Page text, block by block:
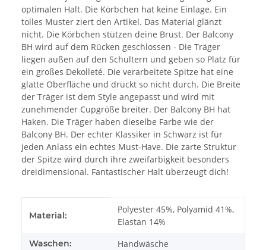
optimalen Halt. Die Körbchen hat keine Einlage. Ein
tolles Muster ziert den Artikel. Das Material glänzt
nicht. Die Körbchen stützen deine Brust. Der Balcony
BH wird auf dem Rücken geschlossen - Die Träger
liegen außen auf den Schultern und geben so Platz für
ein großes Dekolleté. Die verarbeitete Spitze hat eine
glatte Oberfläche und drückt so nicht durch. Die Breite
der Träger ist dem Style angepasst und wird mit
zunehmender Cupgröße breiter. Der Balcony BH hat
Haken. Die Träger haben dieselbe Farbe wie der
Balcony BH. Der echter Klassiker in Schwarz ist für
jeden Anlass ein echtes Must-Have. Die zarte Struktur
der Spitze wird durch ihre zweifarbigkeit besonders
dreidimensional. Fantastischer Halt überzeugt dich!
Material:
Polyester 45%, Polyamid 41%,
Elastan 14%
Waschen: Handwäsche